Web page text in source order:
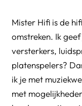
Mister Hifi is de
omstreken. Ik
versterkers,
platenspelers?
ik je met
met